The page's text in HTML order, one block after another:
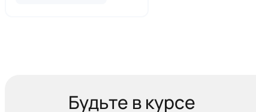
Будьте в курсе